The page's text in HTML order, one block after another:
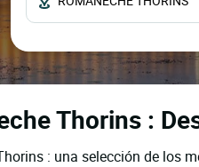
Thorins :
: una selección de los